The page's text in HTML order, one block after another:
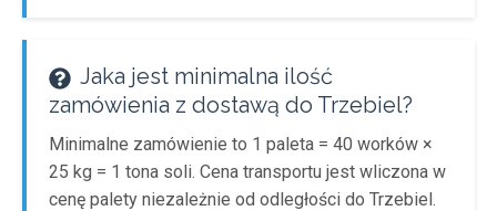
Jaka jest minimalna ilość
zamówienia z dostawą do Trzebiel?
Minimalne zamówienie to 1 paleta = 40 worków ×
25 kg = 1 tona soli. Cena transportu jest wliczona w
cenę palety niezależnie od odległości do Trzebiel.